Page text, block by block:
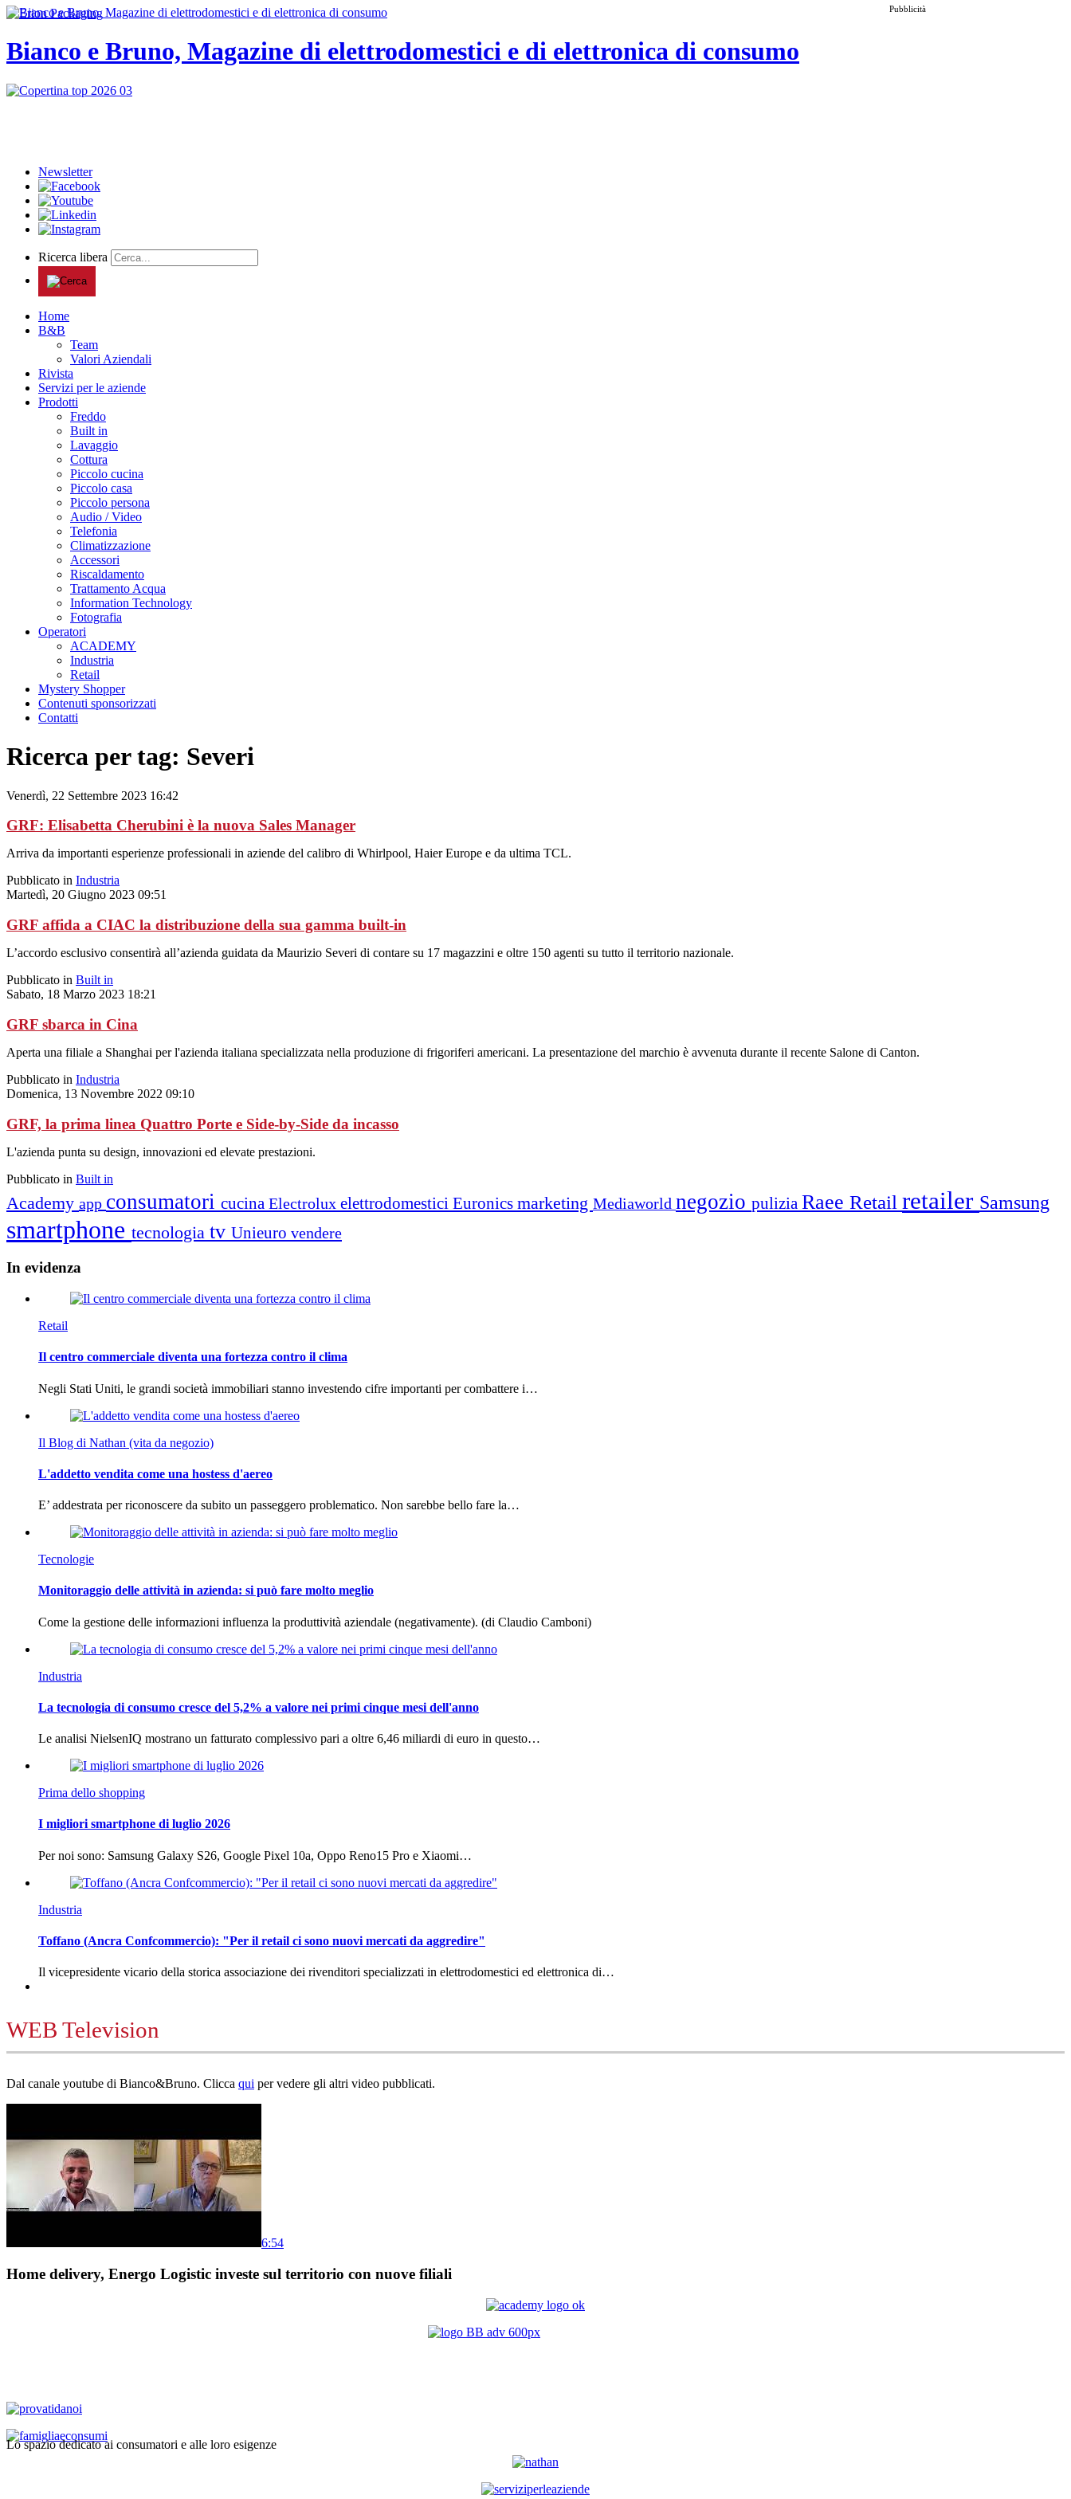
Pubblicità
Bianco e Bruno, Magazine di elettrodomestici e di elettronica di consumo
Newsletter
Ricerca libera
Home
B&B
Team
Valori Aziendali
Rivista
Servizi per le aziende
Prodotti
Freddo
Built in
Lavaggio
Cottura
Piccolo cucina
Piccolo casa
Piccolo persona
Audio / Video
Telefonia
Climatizzazione
Accessori
Riscaldamento
Trattamento Acqua
Information Technology
Fotografia
Operatori
ACADEMY
Industria
Retail
Mystery Shopper
Contenuti sponsorizzati
Contatti
Ricerca per tag: Severi
Venerdì, 22 Settembre 2023 16:42
GRF: Elisabetta Cherubini è la nuova Sales Manager
Arriva da importanti esperienze professionali in aziende del calibro di Whirlpool, Haier Europe e da ultima TCL.
Pubblicato in Industria
Martedì, 20 Giugno 2023 09:51
GRF affida a CIAC la distribuzione della sua gamma built-in
L’accordo esclusivo consentirà all’azienda guidata da Maurizio Severi di contare su 17 magazzini e oltre 150 agenti su tutto il territorio nazionale.
Pubblicato in Built in
Sabato, 18 Marzo 2023 18:21
GRF sbarca in Cina
Aperta una filiale a Shanghai per l'azienda italiana specializzata nella produzione di frigoriferi americani. La presentazione del marchio è avvenuta durante il recente Salone di Canton.
Pubblicato in Industria
Domenica, 13 Novembre 2022 09:10
GRF, la prima linea Quattro Porte e Side-by-Side da incasso
L'azienda punta su design, innovazioni ed elevate prestazioni.
Pubblicato in Built in
Academy app consumatori cucina Electrolux elettrodomestici Euronics marketing Mediaworld negozio pulizia Raee Retail retailer Samsung
smartphone tecnologia tv Unieuro vendere
In evidenza
Retail
Il centro commerciale diventa una fortezza contro il clima
Negli Stati Uniti, le grandi società immobiliari stanno investendo cifre importanti per combattere i…
Il Blog di Nathan (vita da negozio)
L'addetto vendita come una hostess d'aereo
E’ addestrata per riconoscere da subito un passeggero problematico. Non sarebbe bello fare la…
Tecnologie
Monitoraggio delle attività in azienda: si può fare molto meglio
Come la gestione delle informazioni influenza la produttività aziendale (negativamente). (di Claudio Camboni)
Industria
La tecnologia di consumo cresce del 5,2% a valore nei primi cinque mesi dell'anno
Le analisi NielsenIQ mostrano un fatturato complessivo pari a oltre 6,46 miliardi di euro in questo…
Prima dello shopping
I migliori smartphone di luglio 2026
Per noi sono: Samsung Galaxy S26, Google Pixel 10a, Oppo Reno15 Pro e Xiaomi…
Industria
Toffano (Ancra Confcommercio): "Per il retail ci sono nuovi mercati da aggredire"
Il vicepresidente vicario della storica associazione dei rivenditori specializzati in elettrodomestici ed elettronica di…
WEB Television
Dal canale youtube di Bianco&Bruno. Clicca qui per vedere gli altri video pubblicati.
6:54
Home delivery, Energo Logistic investe sul territorio con nuove filiali
Lo spazio dedicato ai consumatori e alle loro esigenze